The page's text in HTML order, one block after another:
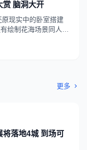
赏 脑洞大开
现实中的卧室搭建
绘制花海场景同人插
更多
将落地4城 到场可